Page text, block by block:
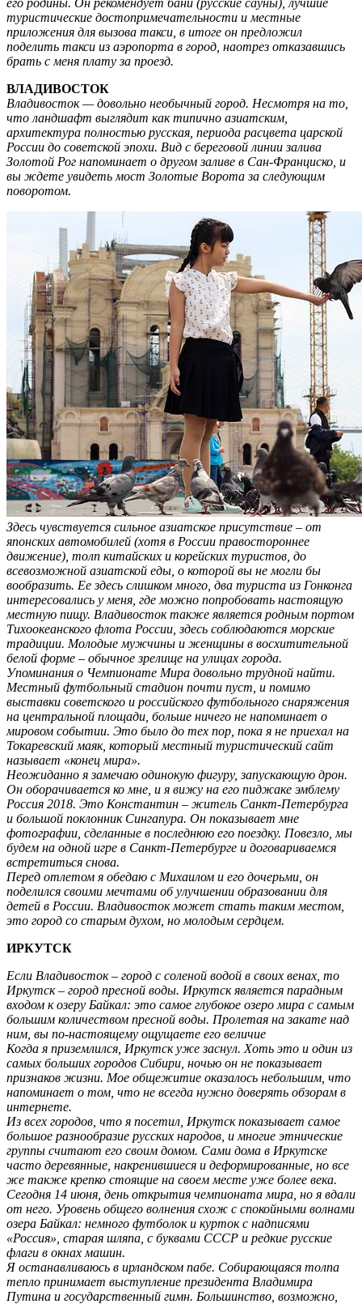
его родины. Он рекомендует бани (русские сауны), лучшие
туристические достопримечательности и местные
приложения для вызова такси, в итоге он предложил
поделить такси из аэропорта в город, наотрез отказавшись
брать с меня плату за проезд.
ВЛАДИВОСТОК
Владивосток — довольно необычный город. Несмотря на то,
что ландшафт выглядит как типично азиатским,
архитектура полностью русская, периода расцвета царской
России до советской эпохи. Вид с береговой линии залива
Золотой Рог напоминает о другом заливе в Сан-Франциско, и
вы ждете увидеть мост Золотые Ворота за следующим
поворотом.
Здесь чувствуется сильное азиатское присутствие – от
японских автомобилей (хотя в России правостороннее
движение), толп китайских и корейских туристов, до
всевозможной азиатской еды, о которой вы не могли бы
вообразить. Ее здесь слишком много, два туриста из Гонконга
интересовались у меня, где можно попробовать настоящую
местную пищу. Владивосток также является родным портом
Тихоокеанского флота России, здесь соблюдаются морские
традиции. Молодые мужчины и женщины в восхитительной
белой форме – обычное зрелище на улицах города.
Упоминания о Чемпионате Мира довольно трудной найти.
Местный футбольный стадион почти пуст, и помимо
выставки советского и российского футбольного снаряжения
на центральной площади, больше ничего не напоминает о
мировом событии. Это было до тех пор, пока я не приехал на
Токаревский маяк, который местный туристический сайт
называет «конец мира».
Неожиданно я замечаю одинокую фигуру, запускающую дрон.
Он оборачивается ко мне, и я вижу на его пиджаке эмблему
Россия 2018. Это Константин – житель Санкт-Петербурга
и большой поклонник Сингапура. Он показывает мне
фотографии, сделанные в последнюю его поездку. Повезло, мы
будем на одной игре в Санкт-Петербурге и договариваемся
встретиться снова.
Перед отлетом я обедаю с Михаилом и его дочерьми, он
поделился своими мечтами об улучшении образовании для
детей в России. Владивосток может стать таким местом,
это город со старым духом, но молодым сердцем.
ИРКУТСК
Если Владивосток – город с соленой водой в своих венах, то
Иркутск – город пресной воды. Иркутск является парадным
входом к озеру Байкал: это самое глубокое озеро мира с самым
большим количеством пресной воды. Пролетая на закате над
ним, вы по-настоящему ощущаете его величие
Когда я приземлился, Иркутск уже заснул. Хоть это и один из
самых больших городов Сибири, ночью он не показывает
признаков жизни. Мое общежитие оказалось небольшим, что
напоминает о том, что не всегда нужно доверять обзорам в
интернете.
Из всех городов, что я посетил, Иркутск показывает самое
большое разнообразие русских народов, и многие этнические
группы считают его своим домом. Сами дома в Иркутске
часто деревянные, накренившиеся и деформированные, но все
же также крепко стоящие на своем месте уже более века.
Сегодня 14 июня, день открытия чемпионата мира, но я вдали
от него. Уровень общего волнения схож с спокойными волнами
озера Байкал: немного футболок и курток с надписями
«Россия», старая шляпа, с буквами СССР и редкие русские
флаги в окнах машин.
Я останавливаюсь в ирландском пабе. Собирающаяся толпа
тепло принимает выступление президента Владимира
Путина и государственный гимн. Большинство, возможно,